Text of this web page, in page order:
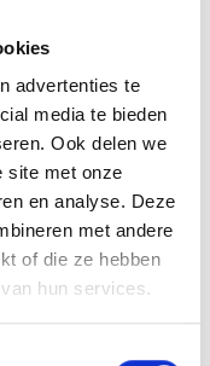
advertenties te
media te bieden
Ook delen we
site met onze
en analyse. Deze
met andere
of die ze hebben
hun services.